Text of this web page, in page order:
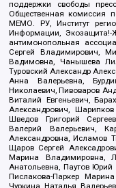
поддержки свободы
Общественная комиссия
МЕМО. РУ, Институт
Информации, Экозащита!-
антимонопольная
Сергей Владимирович,
Вадимовна, Чанышева
Туровский Александр
Анна Валерьевна,
Николаевич, Пивоваров
Виталий Евгеньевич,
Александрович,
Шведов Григорий
Валерий Валерьевич,
Александровна, Исламов
Щаров Сергей
Марина Владимировна,
Анатольевна, Паутов Юрий
Пислакова-Паркер
Чуркина Наталья